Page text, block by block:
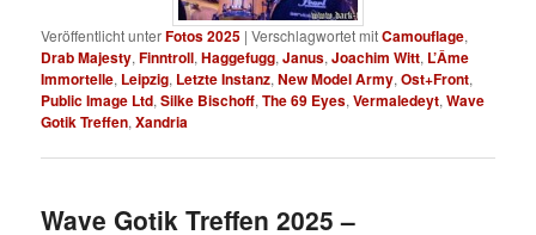
Veröffentlicht unterFotos 2025 |Verschlagwortet mitCamouflage,
Drab Majesty,Finntroll,Haggefugg,Janus,Joachim Witt, L’Âme
Immortelle, Leipzig, Letzte Instanz,New Model Army,Ost+Front,
Public Image Ltd,Silke Bischoff,The 69 Eyes,Vermaledeyt,Wave
Gotik Treffen,Xandria
Wave Gotik Treffen 2025 –